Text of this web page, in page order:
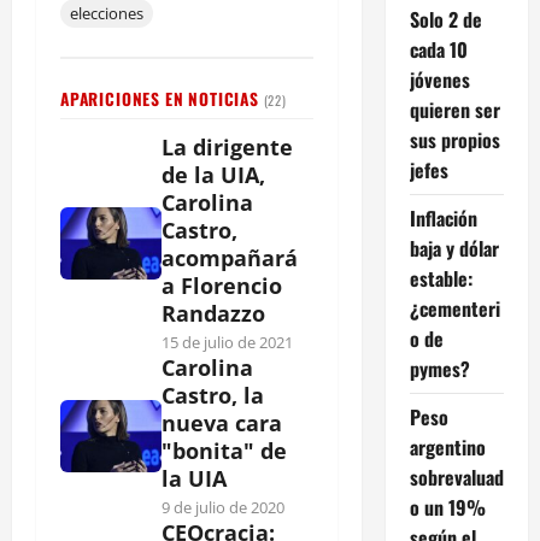
elecciones
APARICIONES EN NOTICIAS (22)
La dirigente
de la UIA,
Carolina
Castro,
acompañará
a Florencio
Randazzo
15 de julio de 2021
Carolina
Castro, la
nueva cara
"bonita" de
la UIA
9 de julio de 2020
CEOcracia:
Solo 2 de
cada 10
jóvenes
quieren ser
sus propios
jefes
Inflación
baja y dólar
estable:
¿cementeri
o de
pymes?
Peso
argentino
sobrevaluad
o un 19%